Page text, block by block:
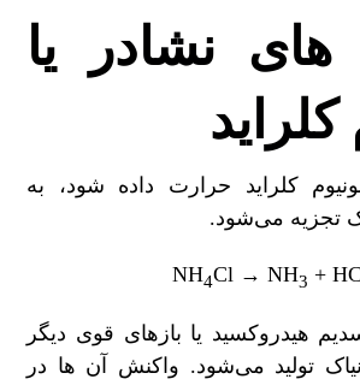
نشادر یا
کلراید
کلراید حرارت داده شود، به
تجزیه می‌شود.
NH4Cl → NH3 +
هیدروکسید یا بازهای قوی دیگر
تولید می‌شود. واکنش آن ها در